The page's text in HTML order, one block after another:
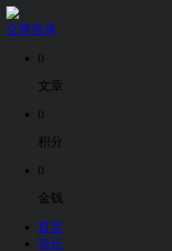
立即登录
0
文章
0
积分
0
金钱
首页
论坛